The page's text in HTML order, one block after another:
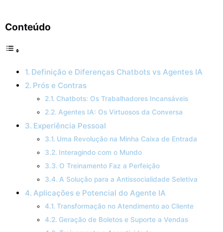
Conteúdo
Definição e Diferenças Chatbots vs Agentes IA
Prós e Contras
Chatbots: Os Trabalhadores Incansáveis
Agentes IA: Os Virtuosos da Conversa
Experiência Pessoal
Uma Revolução na Minha Caixa de Entrada
Interagindo com o Mundo
O Treinamento Faz a Perfeição
A Solução para a Antissocialidade Seletiva
Aplicações e Potencial do Agente IA
Transformação no Atendimento ao Cliente
Geração de Boletos e Suporte a Vendas